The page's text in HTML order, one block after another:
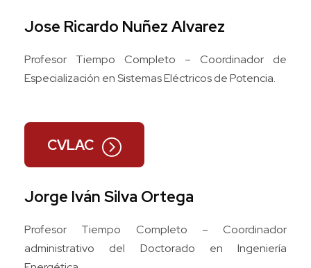
Jose Ricardo Nuñez Alvarez
Profesor Tiempo Completo – Coordinador de
Especialización en Sistemas Eléctricos de Potencia.
CVLAC
Jorge Iván Silva Ortega
Profesor Tiempo Completo – Coordinador
administrativo del Doctorado en Ingeniería